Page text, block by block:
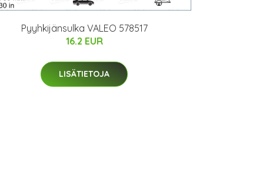
Pyyhkijänsulka VALEO 578517
16.2 EUR
LISÄTIETOJA